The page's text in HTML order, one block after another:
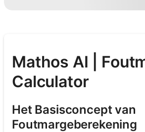
Mathos AI |
Calculator
Het Basisconcept van
Foutmargeberekening